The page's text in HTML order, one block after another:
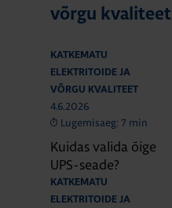
võrgu kvaliteet
KATKEMATU
ELEKTRITOIDE JA
VÕRGU KVALITEET
4.6.2026
Lugemisaeg: 7 min
Kuidas valida õige
UPS-seade?
KATKEMATU
ELEKTRITOIDE JA